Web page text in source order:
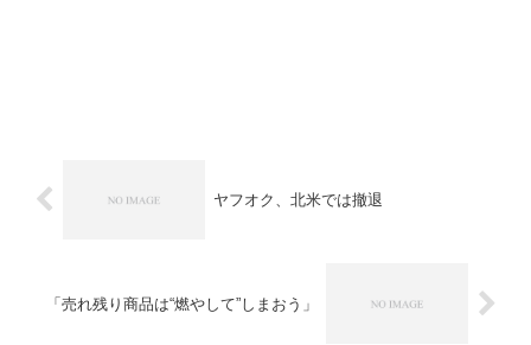
ヤフオク、北米では撤退
「売れ残り商品は“燃やして”しまおう」